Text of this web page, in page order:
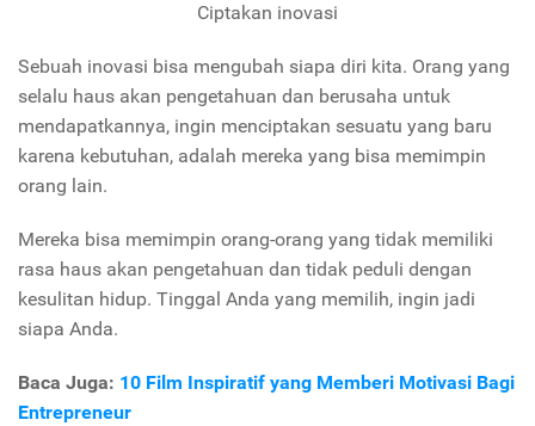
Ciptakan inovasi
Sebuah inovasi bisa mengubah siapa diri kita. Orang yang
selalu haus akan pengetahuan dan berusaha untuk
mendapatkannya, ingin menciptakan sesuatu yang baru
karena kebutuhan, adalah mereka yang bisa memimpin
orang lain.
Mereka bisa memimpin orang-orang yang tidak memiliki
rasa haus akan pengetahuan dan tidak peduli dengan
kesulitan hidup. Tinggal Anda yang memilih, ingin jadi
siapa Anda.
Baca Juga: 10 Film Inspiratif yang Memberi Motivasi Bagi
Entrepreneur